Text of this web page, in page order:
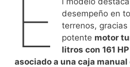
E
desempeño en
terrenos, gracias
potente motor
litros con 161
asociado a una caja